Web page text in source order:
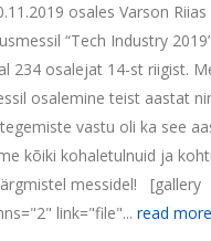
osales Varson Riias
“Tech Industry
234 osalejat 14-st riigist.
osalemine teist aastat
vastu oli ka see
kõiki kohaletulnuid ja
messidel! [gallery
link="file"... read